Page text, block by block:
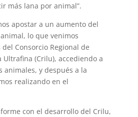
más lana por animal”.
apostar a un aumento del
lo que venimos
Consorcio Regional de
Ultrafina (Crilu), accediendo a
animales, y después a la
realizando en el
con el desarrollo del Crilu,